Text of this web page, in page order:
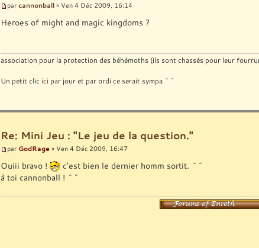
parcannonball » Ven 4 Déc 2009, 16:14
Heroes of might and magic kingdoms ?
association pour la protection des béhémoths (ils sont chassés pour leur
Un petit clic ici par jour et par ordi ce serait sympa ^^
Re: Mini Jeu : "Le jeu de la question."
par GodRage » Ven 4 Déc 2009, 16:47
Ouiii bravo !
c'est bien le dernier homm sortit. ^^
à toi cannonball ! ^^